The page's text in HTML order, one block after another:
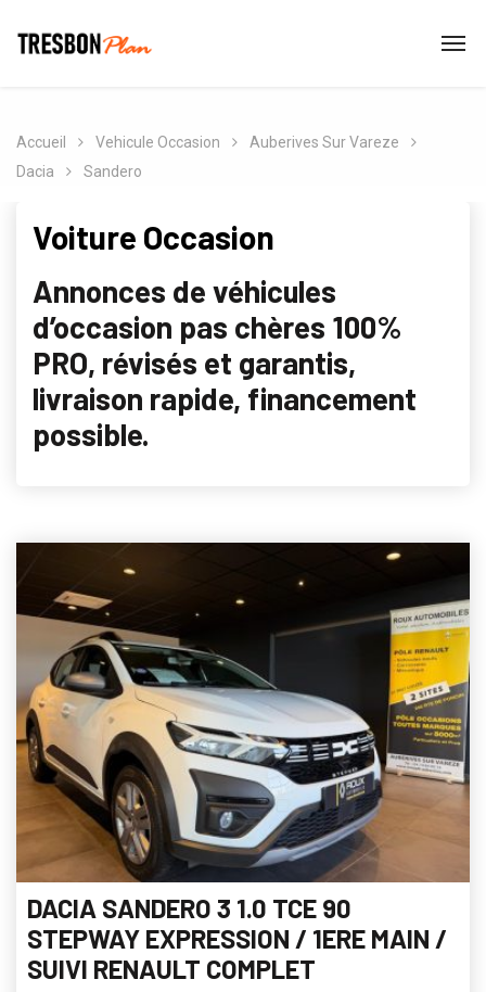
Accueil Vehicule Occasion
Auberives Sur Vareze
Dacia
Sandero
Voiture Occasion
Annonces de véhicules
d’occasion pas chères 100%
PRO, révisés et garantis,
livraison rapide, financement
possible.
DACIA SANDERO 3 1.0 TCE 90
STEPWAY EXPRESSION / 1ERE MAIN /
SUIVI RENAULT COMPLET